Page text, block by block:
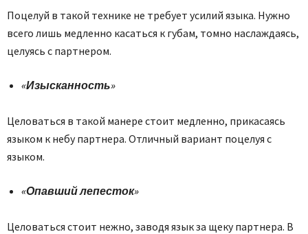
Поцелуй в такой технике не требует усилий языка. Нужно
всего лишь медленно касаться к губам, томно наслаждаясь,
целуясь с партнером.
«Изысканность»
Целоваться в такой манере стоит медленно, прикасаясь
языком к небу партнера. Отличный вариант поцелуя с
языком.
«Опавший лепесток»
Целоваться стоит нежно, заводя язык за щеку партнера. В